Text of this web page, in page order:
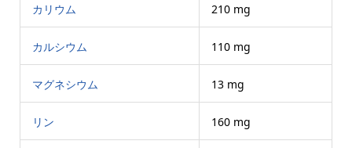
カリウム 210 mg
カルシウム 110 mg
マグネシウム 13 mg
リン 160 mg